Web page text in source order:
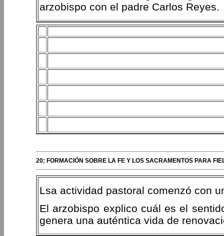
arzobispo con el padre Carlos Reyes.
20: FORMACIÓN SOBRE LA FE Y LOS SACRAMENTOS PARA
Lsa actividad pastoral comenzó con
El arzobispo explico cuál es el
genera una auténtica vida de